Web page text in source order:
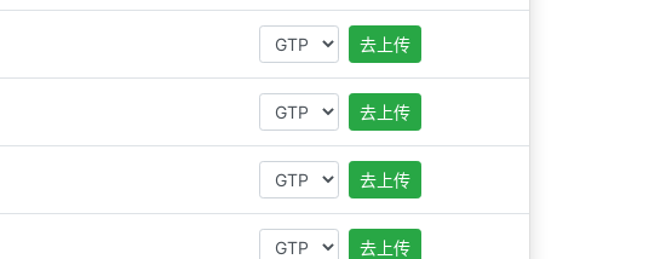
去上传
去上传
去上传
去上传